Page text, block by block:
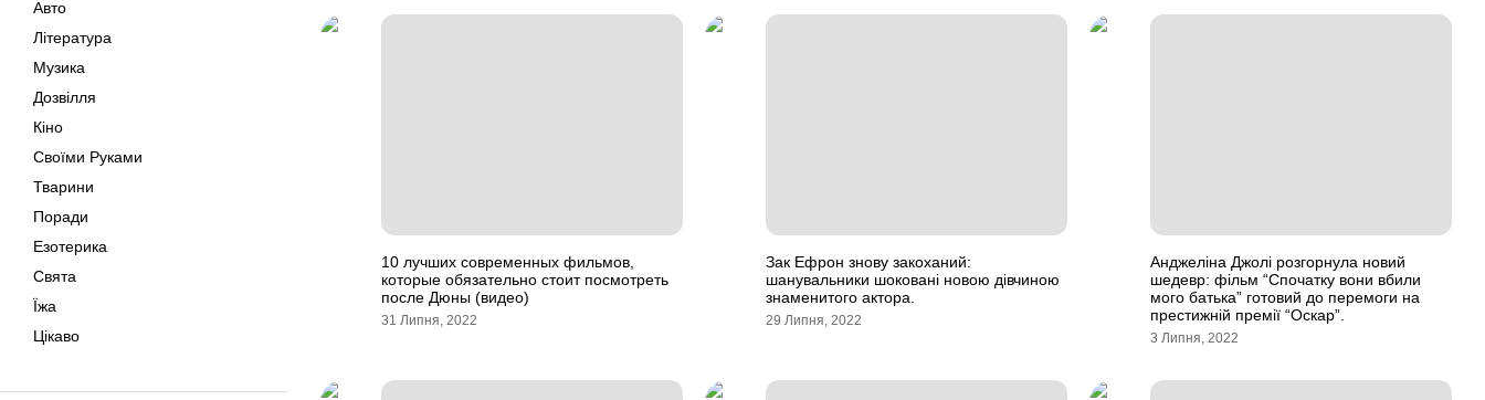
Авто
Література
Музика
Дозвілля
Кіно
Своїми Руками
Тварини
Поради
Езотерика
Свята
Їжа
Цікаво
10 лучших современных фильмов,
которые обязательно стоит посмотреть
после Дюны (видео)
31 Липня, 2022
Зак Ефрон знову закоханий:
шанувальники шоковані новою дівчиною
знаменитого актора.
29 Липня, 2022
Анджеліна Джолі розгорнула новий
шедевр: фільм “Спочатку вони вбили
мого батька” готовий до перемоги на
престижній премії “Оскар”.
3 Липня, 2022